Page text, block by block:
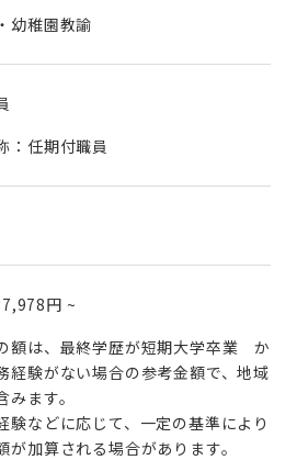
幼稚園教諭
：任期付職員
円 ~
額は、最終学歴が短期大学卒業 か
験がない場合の参考金額で、地域
みます。
験などに応じて、一定の基準により
が加算される場合があります。